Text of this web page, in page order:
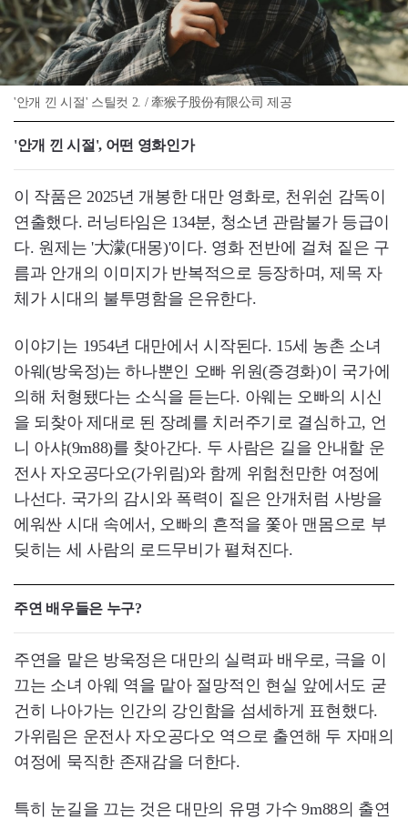
'안개 낀 시절' 스틸컷 2. / 牽猴子股份有限公司 제공
'안개 낀 시절', 어떤 영화인가
이 작품은 2025년 개봉한 대만 영화로, 천위쉰 감독이
연출했다. 러닝타임은 134분, 청소년 관람불가 등급이
다. 원제는 '大濛(대몽)'이다. 영화 전반에 걸쳐 짙은 구
름과 안개의 이미지가 반복적으로 등장하며, 제목 자
체가 시대의 불투명함을 은유한다.
이야기는 1954년 대만에서 시작된다. 15세 농촌 소녀
아웨(방욱정)는 하나뿐인 오빠 위원(증경화)이 국가에
의해 처형됐다는 소식을 듣는다. 아웨는 오빠의 시신
을 되찾아 제대로 된 장례를 치러주기로 결심하고, 언
니 아샤(9m88)를 찾아간다. 두 사람은 길을 안내할 운
전사 자오공다오(가위림)와 함께 위험천만한 여정에
나선다. 국가의 감시와 폭력이 짙은 안개처럼 사방을
에워싼 시대 속에서, 오빠의 흔적을 쫓아 맨몸으로 부
딪히는 세 사람의 로드무비가 펼쳐진다.
주연 배우들은 누구?
주연을 맡은 방욱정은 대만의 실력파 배우로, 극을 이
끄는 소녀 아웨 역을 맡아 절망적인 현실 앞에서도 굳
건히 나아가는 인간의 강인함을 섬세하게 표현했다.
가위림은 운전사 자오공다오 역으로 출연해 두 자매의
여정에 묵직한 존재감을 더한다.
특히 눈길을 끄는 것은 대만의 유명 가수 9m88의 출연